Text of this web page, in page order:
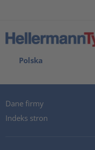
Polska
Dane firmy
Indeks stron